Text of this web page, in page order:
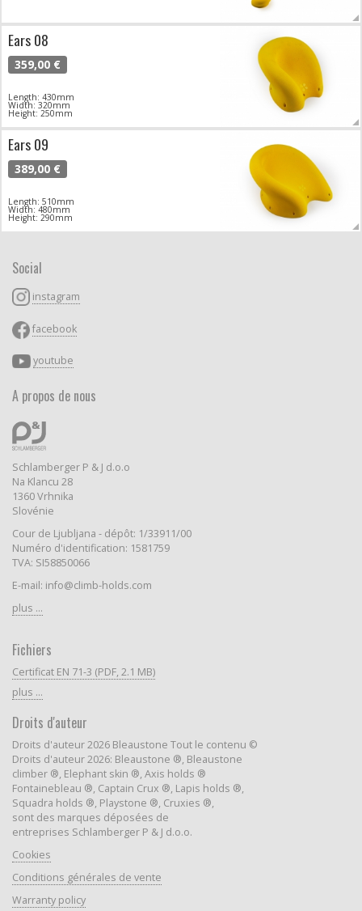
Ears 08
359,00 €
Length: 430mm
Width: 320mm
Height: 250mm
Ears 09
389,00 €
Length: 510mm
Width: 480mm
Height: 290mm
Social
instagram
facebook
youtube
A propos de nous
Schlamberger P & J d.o.o
Na Klancu 28
1360 Vrhnika
Slovénie
Cour de Ljubljana - dépôt: 1/33911/00
Numéro d'identification: 1581759
TVA: SI58850066
E-mail: info@climb-holds.com
plus ...
Fichiers
Certificat EN 71-3 (PDF, 2.1 MB)
plus ...
Droits d'auteur
Droits d'auteur 2026 Bleaustone Tout le contenu ©
Droits d'auteur 2026: Bleaustone ®, Bleaustone
climber ®, Elephant skin ®, Axis holds ®
Fontainebleau ®, Captain Crux ®, Lapis holds ®,
Squadra holds ®, Playstone ®, Cruxies ®,
sont des marques déposées de
entreprises Schlamberger P & J d.o.o.
Cookies
Conditions générales de vente
Warranty policy